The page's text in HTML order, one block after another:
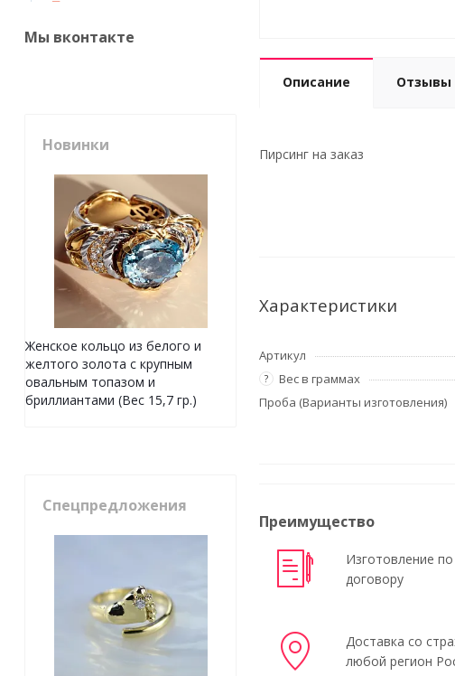
Описание Отзывы
Пирсинг на заказ
Характеристики
Артикул
? Вес в граммах
Проба (Варианты изготовления)
Преимущество
Изготовление по
договору
Доставка со
любой регион
Мы вконтакте
Новинки
Женское кольцо из белого и
желтого золота с крупным
овальным топазом и
бриллиантами (Вес 15,7 гр.)
Спецпредложения